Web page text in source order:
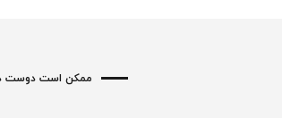
ممکن است دوست